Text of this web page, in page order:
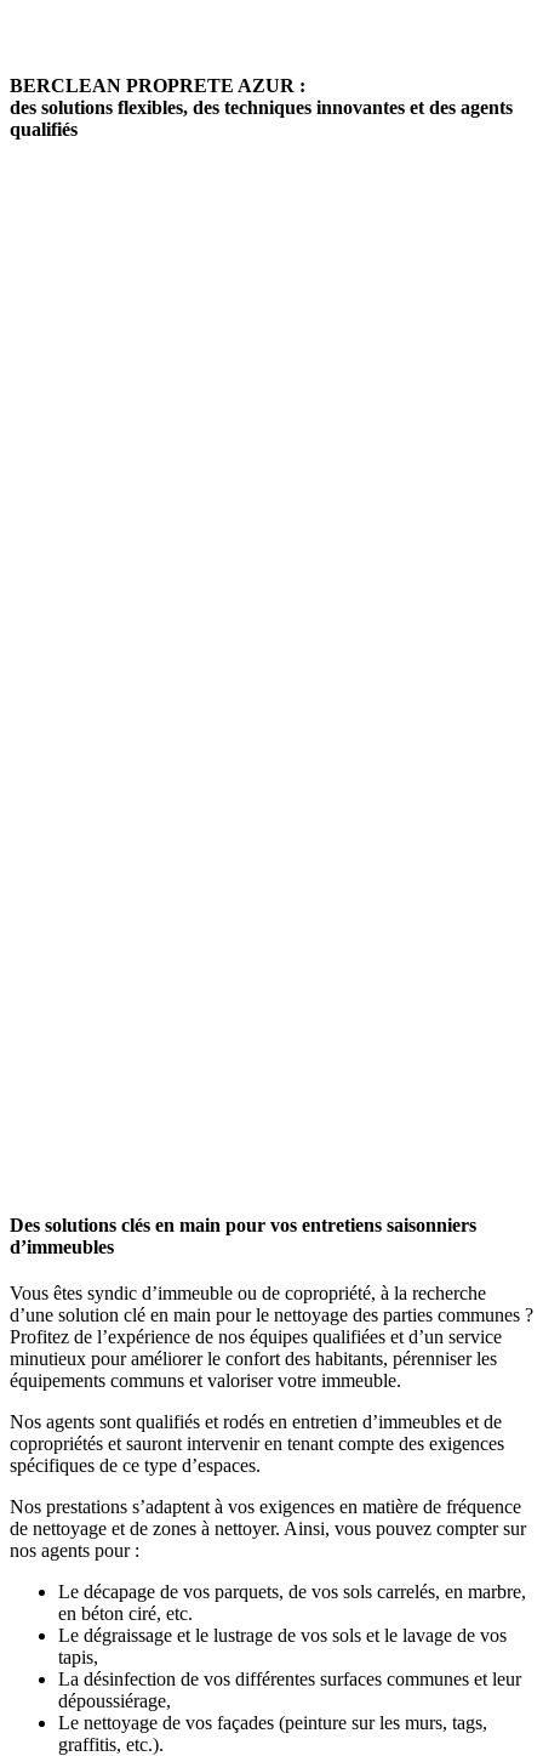
BERCLEAN PROPRETE AZUR :
des solutions flexibles, des techniques innovantes et des agents
qualifiés
Des solutions clés en main pour vos entretiens saisonniers
d’immeubles
Vous êtes syndic d’immeuble ou de copropriété, à la recherche
d’une solution clé en main pour le nettoyage des parties communes ?
Profitez de l’expérience de nos équipes qualifiées et d’un service
minutieux pour améliorer le confort des habitants, pérenniser les
équipements communs et valoriser votre immeuble.
Nos agents sont qualifiés et rodés en entretien d’immeubles et de
copropriétés et sauront intervenir en tenant compte des exigences
spécifiques de ce type d’espaces.
Nos prestations s’adaptent à vos exigences en matière de fréquence
de nettoyage et de zones à nettoyer. Ainsi, vous pouvez compter sur
nos agents pour :
Le décapage de vos parquets, de vos sols carrelés, en marbre,
en béton ciré, etc.
Le dégraissage et le lustrage de vos sols et le lavage de vos
tapis,
La désinfection de vos différentes surfaces communes et leur
dépoussiérage,
Le nettoyage de vos façades (peinture sur les murs, tags,
graffitis, etc.).